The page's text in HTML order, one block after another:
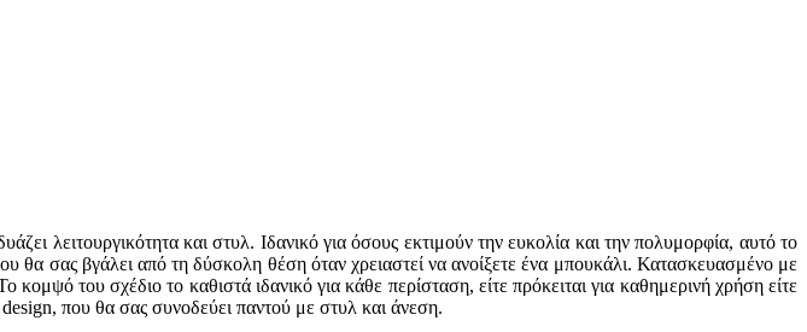
λειτουργικότητα και στυλ. Ιδανικό για όσους εκτιμούν την ευκολία και την πολυμορφία, αυτό το
θα σας βγάλει από τη δύσκολη θέση όταν χρειαστεί να ανοίξετε ένα μπουκάλι. Κατασκευασμένο με
του σχέδιο το καθιστά ιδανικό για κάθε περίσταση, είτε πρόκειται για καθημερινή χρήση είτε
design, που θα σας συνοδεύει παντού με στυλ και άνεση.